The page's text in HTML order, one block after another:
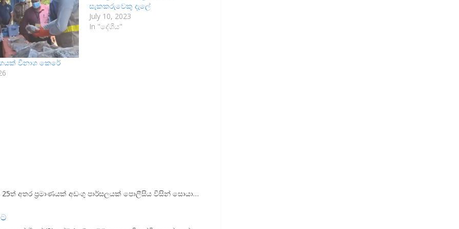
විනාශ කෙරේ
සැකකරුවෙකු දැලේ
July 10, 2023
In "දේශීය"
අතර ප්‍රමාණයක් අඩංගු පාර්සලයක් පොලීසිය විසින් සොයා…